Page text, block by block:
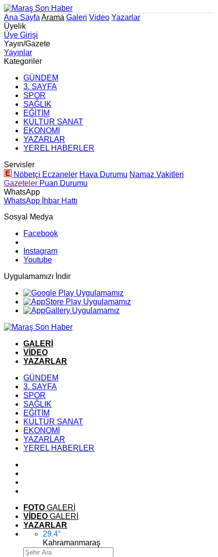
Ana Sayfa Arama Galeri Video Yazarlar
Üyelik
Üye Girişi
Yayın/Gazete
Yayınlar
Kategoriler
GÜNDEM
3. SAYFA
SPOR
SAĞLIK
EĞİTİM
KÜLTÜR SANAT
EKONOMİ
YAZARLAR
YEREL HABERLER
Servisler
Nöbetçi Eczaneler Hava Durumu Namaz Vakitleri
Gazeteler Puan Durumu
WhatsApp
WhatsApp İhbar Hattı
Sosyal Medya
Facebook
Instagram
Youtube
Uygulamamızı İndir
GALERİ
VİDEO
YAZARLAR
GÜNDEM
3. SAYFA
SPOR
SAĞLIK
EĞİTİM
KÜLTÜR SANAT
EKONOMİ
YAZARLAR
YEREL HABERLER
FOTO GALERİ
VİDEO GALERİ
YAZARLAR
29.4°
Kahramanmaraş